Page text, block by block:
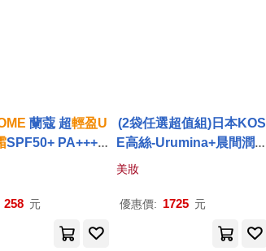
蘭蔻 超輕盈U
SPF50+ PA++++
白皙透亮-公司
258 元
(2袋任選超值組)日本KOS
E高絲-Urumina+晨間潤澤
乳液防護肌膚隔離霜35gx
肌素顏 霜,妝前護膚乳,控油
潤色(粉)*2袋
美妝
優惠價: 1725 元